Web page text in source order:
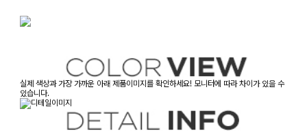
실제 색상과 가장 가까운 아래 제품이미지를 확인하세요! 모니터에 따라 차이가 있을 수
있습니다.